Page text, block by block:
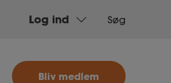
Log ind Søg
Bliv medlem